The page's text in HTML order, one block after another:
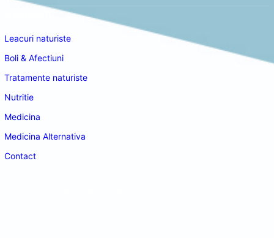
Leacuri naturiste
Boli & Afectiuni
Tratamente naturiste
Nutritie
Medicina
Medicina Alternativa
Contact